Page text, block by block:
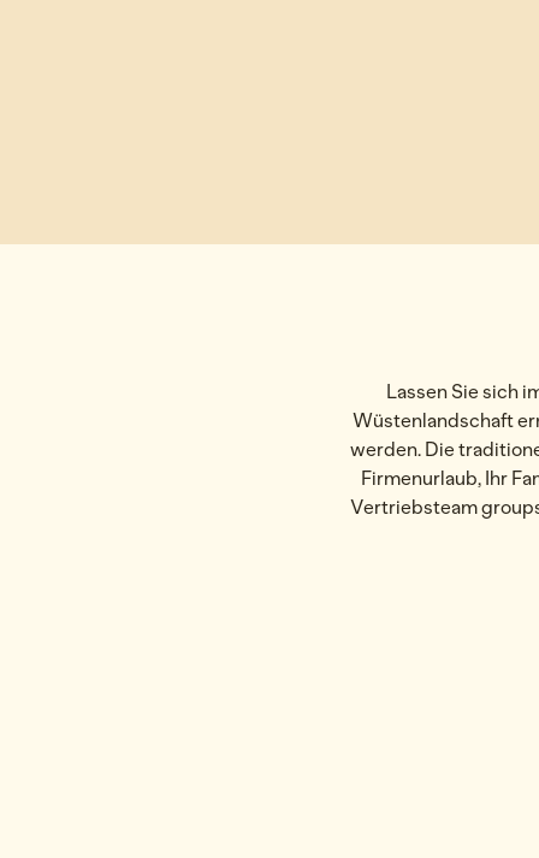
Lassen Sie sich
Wüstenlandschaft
werden. Die
Firmenurlaub, Ihr
Vertriebsteam